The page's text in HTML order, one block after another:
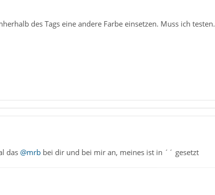
des Tags eine andere Farbe einsetzen. Muss ich testen.
das @mrbbei dir und bei mir an, meines ist in ´´ gesetzt